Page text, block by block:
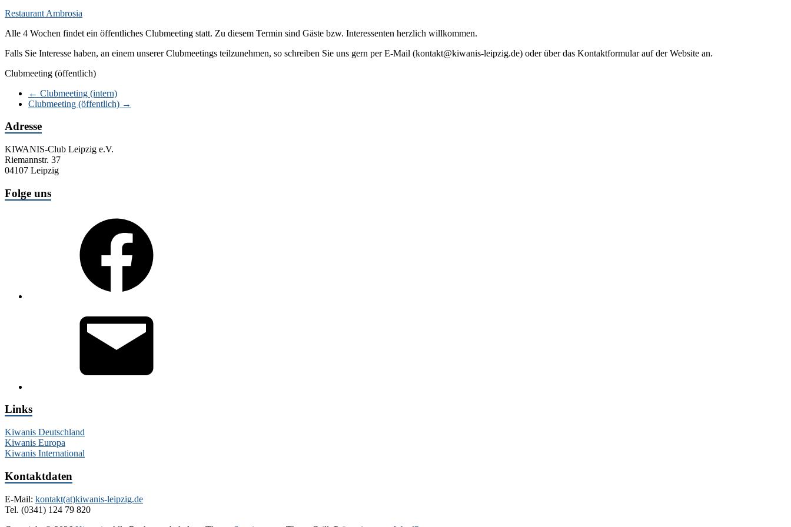
Restaurant Ambrosia
Alle 4 Wochen findet ein öffentliches Clubmeeting statt. Zu diesem Termin sind Gäste bzw. Interessenten herzlich willkommen.
Falls Sie Interesse haben, an einem unserer Clubmeetings teilzunehmen, so schreiben Sie uns gern per E-Mail (kontakt@kiwanis-leipzig.de) oder über das Kontaktformular auf der Website an.
Clubmeeting (öffentlich)
← Clubmeeting (intern)
Clubmeeting (öffentlich) →
Adresse
KIWANIS-Club Leipzig e.V.
Riemannstr. 37
04107 Leipzig
Folge uns
Links
Kiwanis Deutschland
Kiwanis Europa
Kiwanis International
Kontaktdaten
E-Mail: kontakt(at)kiwanis-leipzig.de
Tel. (0341) 124 79 820